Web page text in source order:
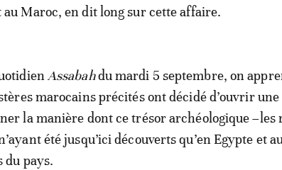
au Maroc, en dit long sur cette affaire.
Assabahdu mardi 5 septembre, on
marocains précités ont décidé d’ouvrir
la manière dont ce trésor archéologique –les
été jusqu’ici découverts qu’en Egypte et
du pays.